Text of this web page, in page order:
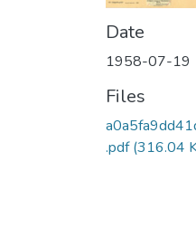
Date
1958-07-19
Files
.pdf(316.04